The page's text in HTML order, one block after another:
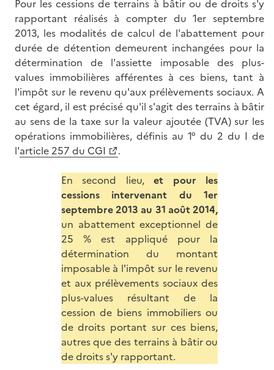
Pour les cessions de terrains à bâtir ou de droits s'y
rapportant réalisés à compter du 1er septembre
2013, les modalités de calcul de l'abattement pour
durée de détention demeurent inchangées pour la
détermination de l'assiette imposable des plus-
values immobilières afférentes à ces biens, tant à
l'impôt sur le revenu qu'aux prélèvements sociaux. A
cet égard, il est précisé qu'il s'agit des terrains à bâtir
au sens de la taxe sur la valeur ajoutée (TVA) sur les
opérations immobilières, définis au 1° du 2 du I de
l'article 257 du CGI
.
En second lieu,et pour les
cessions intervenant du 1er
septembre 2013 au 31 août 2014,
un abattement exceptionnel de
25 % est appliqué pour la
détermination du montant
imposable à l'impôt sur le revenu
et aux prélèvements sociaux des
plus-values résultant de la
cession de biens immobiliers ou
de droits portant sur ces biens,
autres que des terrains à bâtir ou
de droits s'y rapportant.